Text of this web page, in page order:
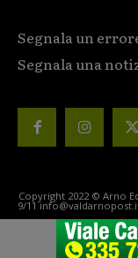
Segnala un
Segnala una
Copyright 2022 © Arno
9/11